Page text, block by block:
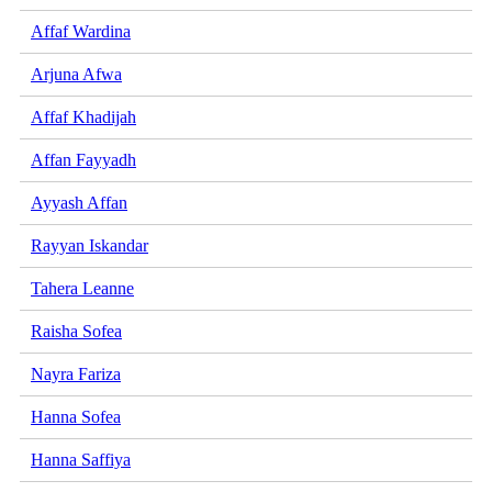
Affaf Wardina
Arjuna Afwa
Affaf Khadijah
Affan Fayyadh
Ayyash Affan
Rayyan Iskandar
Tahera Leanne
Raisha Sofea
Nayra Fariza
Hanna Sofea
Hanna Saffiya